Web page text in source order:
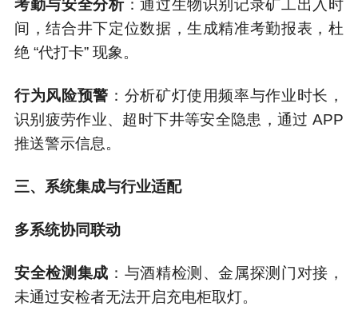
考勤与安全分析：通过生物识别记录矿工出入时
间，结合井下定位数据，生成精准考勤报表，杜
绝 “代打卡” 现象。
行为风险预警 ：分析矿灯使用频率与作业时长，
识别疲劳作业、超时下井等安全隐患，通过 APP
推送警示信息。
三、系统集成与行业适配
多系统协同联动
安全检测集成 ：与酒精检测、金属探测门对接，
未通过安检者无法开启充电柜取灯。